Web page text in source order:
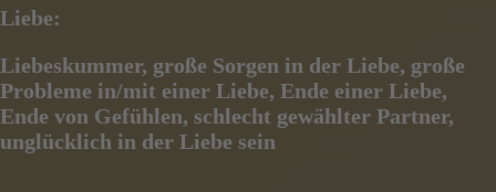
Liebe:
Liebeskummer, große Sorgen in der Liebe, große
Probleme in/mit einer Liebe, Ende einer Liebe,
Ende von Gefühlen, schlecht gewählter Partner,
unglücklich in der Liebe sein